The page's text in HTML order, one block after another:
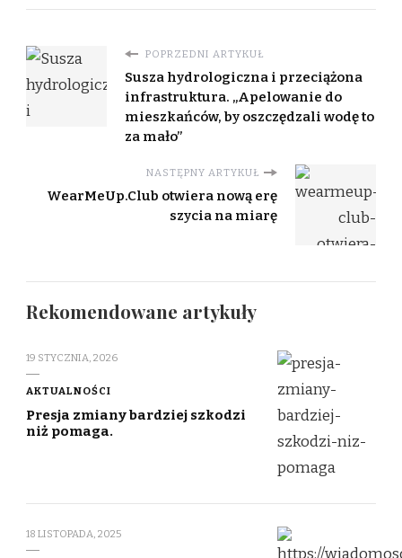
POPRZEDNI ARTYKUŁ
Susza hydrologiczna i przeciążona
infrastruktura. „Apelowanie do
mieszkańców, by oszczędzali wodę to
za mało”
NASTĘPNY ARTYKUŁ
WearMeUp.Club otwiera nową erę
szycia na miarę
Rekomendowane artykuły
19 STYCZNIA, 2026
AKTUALNOŚCI
Presja zmiany bardziej szkodzi
niż pomaga.
18 LISTOPADA, 2025